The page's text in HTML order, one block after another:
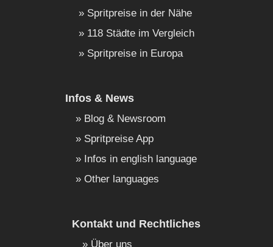
Spritpreise in der Nähe
118 Städte im Vergleich
Spritpreise in Europa
Infos & News
Blog & Newsroom
Spritpreise App
Infos in english language
Other languages
Kontakt und Rechtliches
Über uns